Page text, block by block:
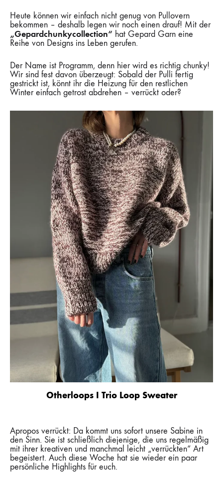
Heute können wir einfach nicht genug von Pullovern
bekommen – deshalb legen wir noch einen drauf! Mit der
„Gepardchunkycollection“ hat Gepard Garn eine
Reihe von Designs ins Leben gerufen.
Der Name ist Programm, denn hier wird es richtig chunky!
Wir sind fest davon überzeugt: Sobald der Pulli fertig
gestrickt ist, könnt ihr die Heizung für den restlichen
Winter einfach getrost abdrehen – verrückt oder?
Otherloops I Trio Loop Sweater
Apropos verrückt: Da kommt uns sofort unsere Sabine in
den Sinn. Sie ist schließlich diejenige, die uns regelmäßig
mit ihrer kreativen und manchmal leicht „verrückten“ Art
begeistert. Auch diese Woche hat sie wieder ein paar
persönliche Highlights für euch.